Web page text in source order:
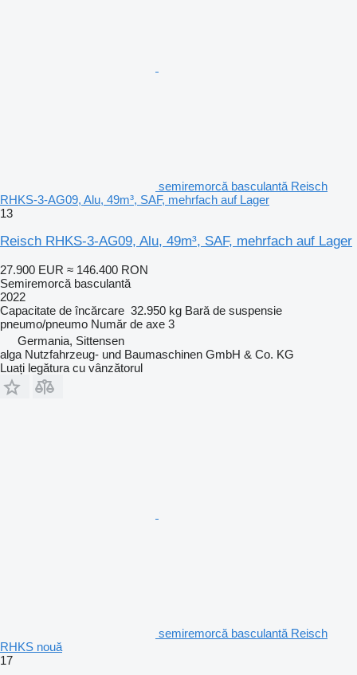
semiremorcă basculantă Reisch
RHKS-3-AG09, Alu, 49m³, SAF, mehrfach auf Lager
13
Reisch RHKS-3-AG09, Alu, 49m³, SAF, mehrfach auf Lager
27.900 EUR ≈ 146.400 RON
Semiremorcă basculantă
2022
Capacitate de încărcare 32.950 kg Bară de suspensie
pneumo/pneumo Număr de axe 3
Germania, Sittensen
alga Nutzfahrzeug- und Baumaschinen GmbH & Co. KG
Luați legătura cu vânzătorul
semiremorcă basculantă Reisch
RHKS nouă
17